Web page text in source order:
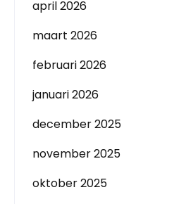
april 2026
maart 2026
februari 2026
januari 2026
december 2025
november 2025
oktober 2025